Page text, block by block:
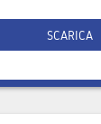
SCARICA